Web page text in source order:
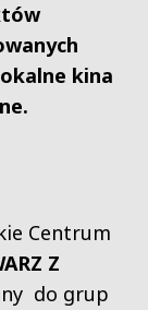
kina
Centrum
Z
do grup